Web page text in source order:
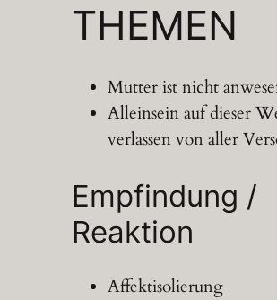
THEMEN
Mutter ist nicht
Alleinsein auf dieser
verlassen von aller
Empfindung /
Reaktion
Affektisolierung